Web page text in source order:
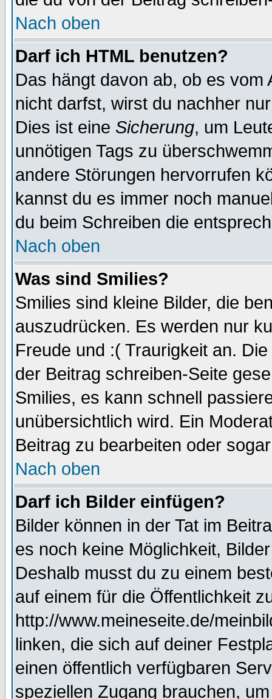
Nach oben
Darf ich HTML benutzen?
Das hängt davon ab, ob es
nicht darfst, wirst du nachher
Dies ist eine Sicherung, um
unnötigen Tags zu
andere Störungen hervorrufen
kannst du es immer noch
du beim Schreiben die
Nach oben
Was sind Smilies?
Smilies sind kleine Bilder, die
auszudrücken. Es werden nur
Freude und :( Traurigkeit an.
der Beitrag schreiben-Seite
Smilies, es kann schnell
unübersichtlich wird. Ein
Beitrag zu bearbeiten oder
Nach oben
Darf ich Bilder einfügen?
Bilder können in der Tat im
es noch keine Möglichkeit,
Deshalb musst du zu einem
auf einem für die Öffentlichkeit
http://www.meineseite.de/
linken, die sich auf deiner
einen öffentlich verfügbaren
speziellen Zugang brauchen,